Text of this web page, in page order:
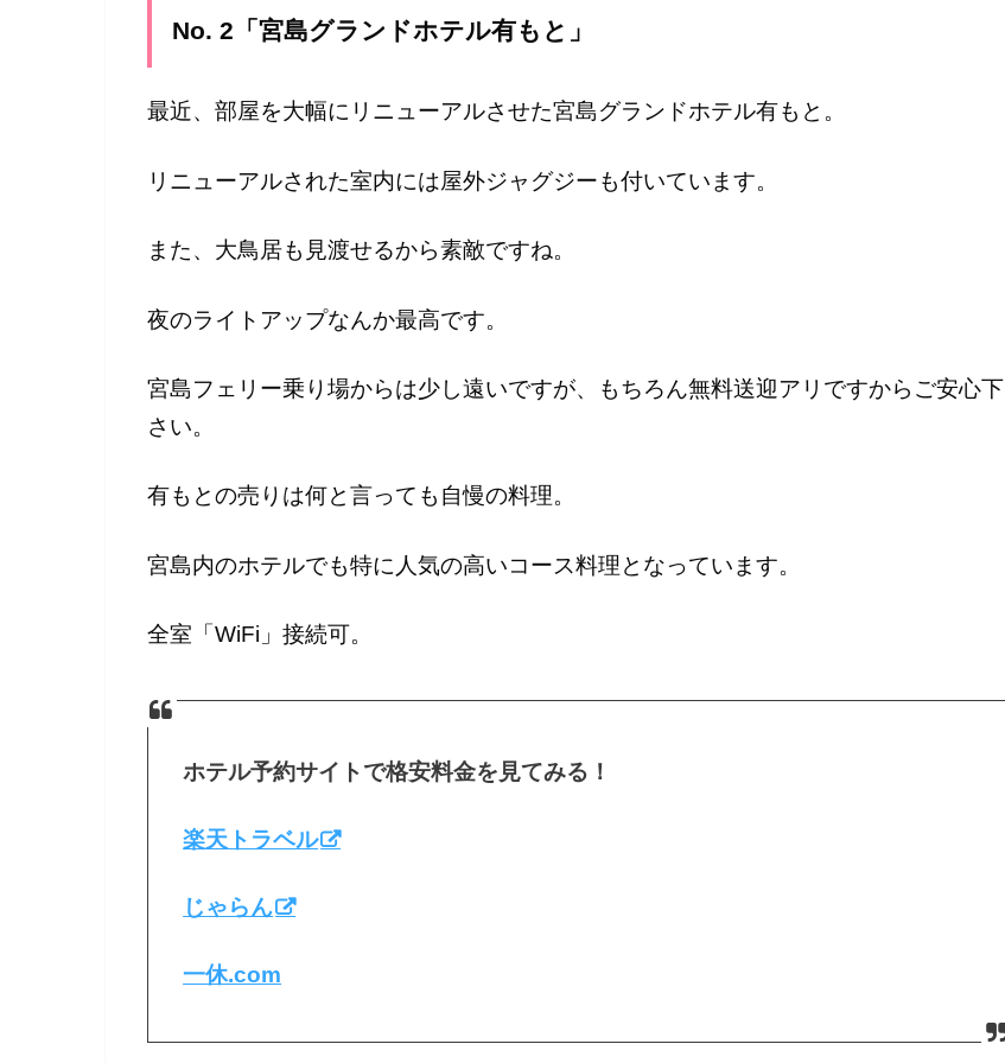
No. 2「宮島グランドホテル有もと」
最近、部屋を大幅にリニューアルさせた宮島グランドホテル有もと。
リニューアルされた室内には屋外ジャグジーも付いています。
また、大鳥居も見渡せるから素敵ですね。
夜のライトアップなんか最高です。
宮島フェリー乗り場からは少し遠いですが、もちろん無料送迎アリですからご安心下
さい。
有もとの売りは何と言っても自慢の料理。
宮島内のホテルでも特に人気の高いコース料理となっています。
全室「WiFi」接続可。
ホテル予約サイトで格安料金を見てみる！
楽天トラベル
じゃらん
一休.com